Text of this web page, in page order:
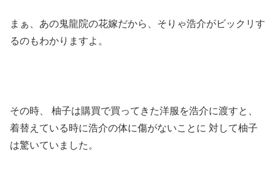
まぁ、あの鬼龍院の花嫁だから、そりゃ浩介がビックリす
るのもわかりますよ。
その時、 柚子は購買で買ってきた洋服を浩介に渡すと、
着替えている時に浩介の体に傷がないことに 対して柚子
は驚いていました。